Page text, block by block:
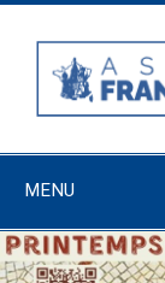
Skip
content
MENU